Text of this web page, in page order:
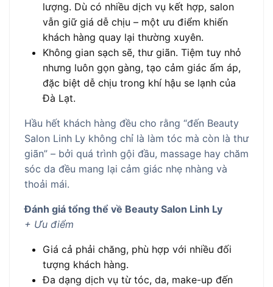
lượng. Dù có nhiều dịch vụ kết hợp, salon
vẫn giữ giá dễ chịu – một ưu điểm khiến
khách hàng quay lại thường xuyên.
Không gian sạch sẽ, thư giãn. Tiệm tuy nhỏ
nhưng luôn gọn gàng, tạo cảm giác ấm áp,
đặc biệt dễ chịu trong khí hậu se lạnh của
Đà Lạt.
Hầu hết khách hàng đều cho rằng “đến Beauty
Salon Linh Ly không chỉ là làm tóc mà còn là thư
giãn” – bởi quá trình gội đầu, massage hay chăm
sóc da đều mang lại cảm giác nhẹ nhàng và
thoải mái.
Đánh giá tổng thể về Beauty Salon Linh Ly
+ Ưu điểm
Giá cả phải chăng, phù hợp với nhiều đối
tượng khách hàng.
Đa dạng dịch vụ từ tóc, da, make-up đến